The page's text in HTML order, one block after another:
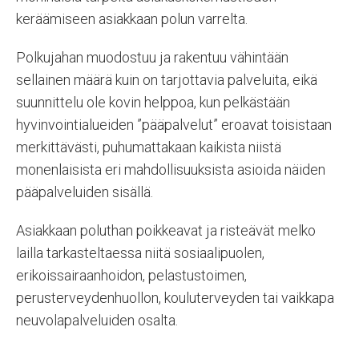
keräämiseen asiakkaan polun varrelta.
Polkujahan muodostuu ja rakentuu vähintään
sellainen määrä kuin on tarjottavia palveluita, eikä
suunnittelu ole kovin helppoa, kun pelkästään
hyvinvointialueiden ”pääpalvelut” eroavat toisistaan
merkittävästi, puhumattakaan kaikista niistä
monenlaisista eri mahdollisuuksista asioida näiden
pääpalveluiden sisällä.
Asiakkaan poluthan poikkeavat ja risteävät melko
lailla tarkasteltaessa niitä sosiaalipuolen,
erikoissairaanhoidon, pelastustoimen,
perusterveydenhuollon, kouluterveyden tai vaikkapa
neuvolapalveluiden osalta.